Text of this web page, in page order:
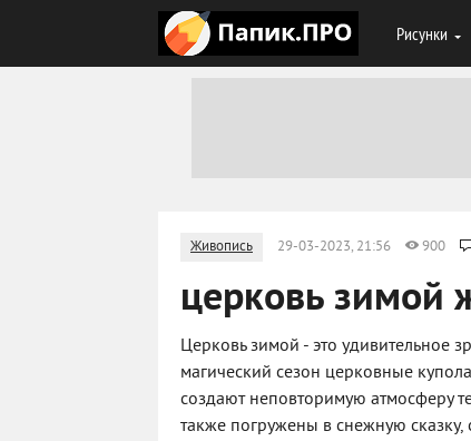
Рисунки
Живопись 29-03-2023, 21:56 900
церковь зимой
Церковь зимой - это удивительное
магический сезон церковные
создают неповторимую атмосферу
также погружены в снежную сказку,